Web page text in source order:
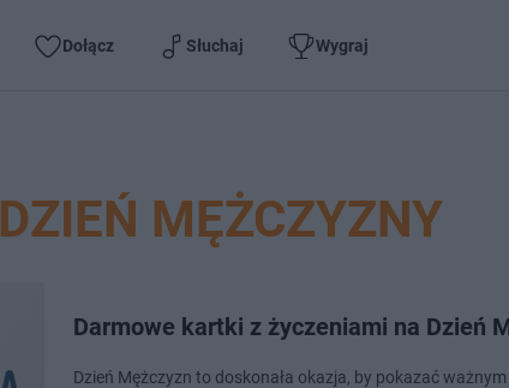
Dołącz Słuchaj Wygraj
DZIEŃ MĘŻCZYZNY
Darmowe kartki z życzeniami na Dzień
Dzień Mężczyzn to doskonała okazja, by pokazać